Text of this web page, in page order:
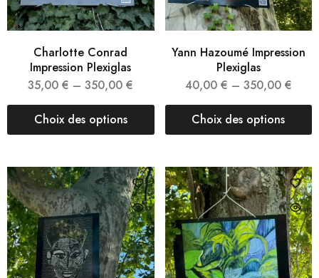
Charlotte Conrad
Impression Plexiglas
35,00€ –350,00€
Choix des options
Yann Hazoumé Impression
Plexiglas
40,00 € – 350,00 €
Choix des options